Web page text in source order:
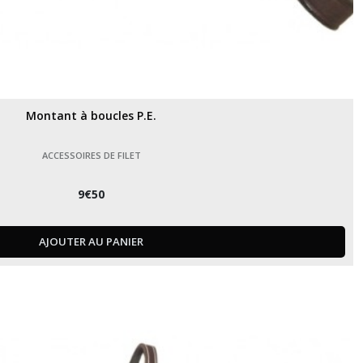
Montant à boucles P.E.
ACCESSOIRES DE FILET
9€50
AJOUTER AU PANIER